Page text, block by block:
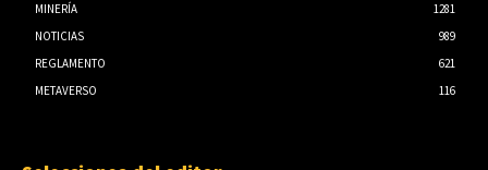
MINERÍA
1281
NOTICIAS
989
REGLAMENTO
621
METAVERSO
116